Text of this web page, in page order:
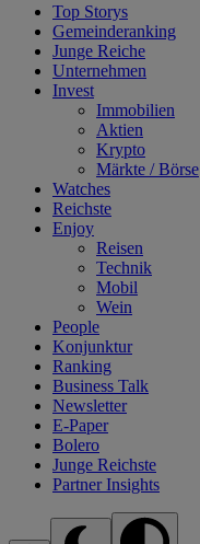
Top Storys
Gemeinderanking
Junge Reiche
Unternehmen
Invest
Immobilien
Aktien
Krypto
Märkte / Börse
Watches
Reichste
Enjoy
Reisen
Technik
Mobil
Wein
People
Konjunktur
Ranking
Business Talk
Newsletter
E-Paper
Bolero
Junge Reichste
Partner Insights